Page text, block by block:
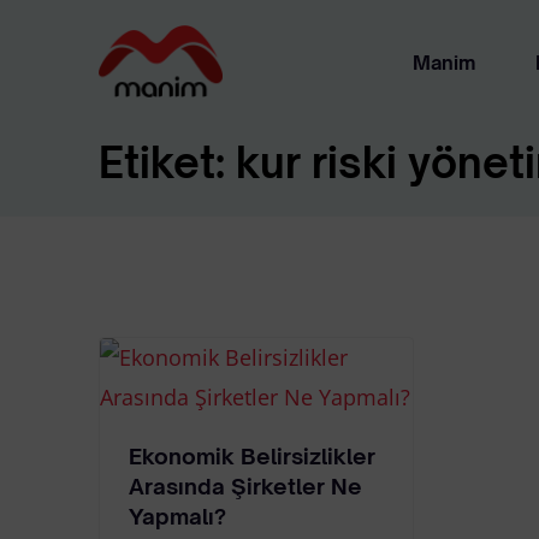
Manim
Etiket: kur riski
Ekonomik Belirsizlikler
Arasında Şirketler Ne
Yapmalı?